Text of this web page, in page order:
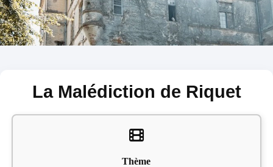
La Malédiction de Riquet
Thème